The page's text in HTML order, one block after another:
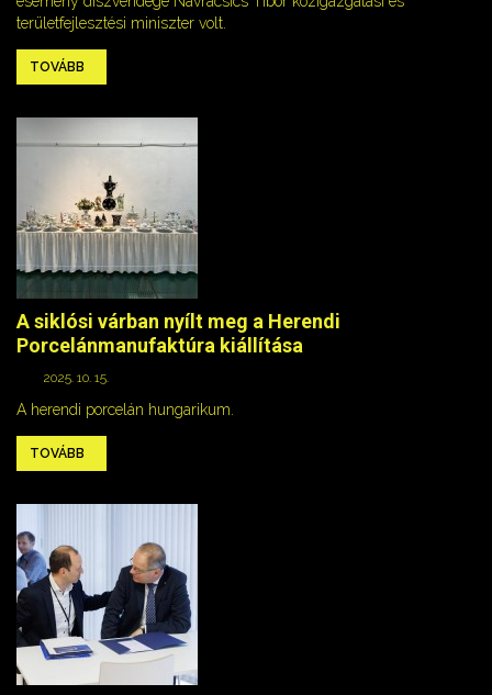
területfejlesztési miniszter volt.
TOVÁBB
A siklósi várban nyílt meg a Herendi
Porcelánmanufaktúra kiállítása
2025. 10. 15.
A herendi porcelán hungarikum.
TOVÁBB